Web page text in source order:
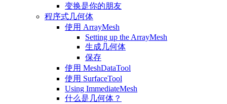
变换是你的朋友
程序式几何体
使用 ArrayMesh
Setting up the ArrayMesh
生成几何体
保存
使用 MeshDataTool
使用 SurfaceTool
Using ImmediateMesh
什么是几何体？